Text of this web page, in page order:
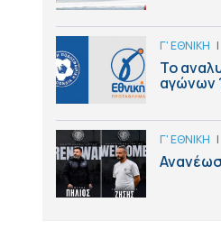
Γ' ΕΘΝΙΚΗ |
Το
αγώνων
Γ' ΕΘΝΙΚΗ |